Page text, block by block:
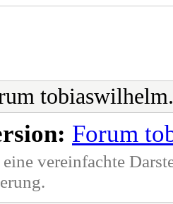
Forum
eine vereinfachte